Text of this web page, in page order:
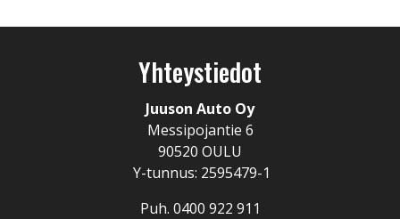
Yhteystiedot
Juuson Auto Oy
Messipojantie 6
90520 OULU
Y-tunnus: 2595479-1
Puh. 0400 922 911